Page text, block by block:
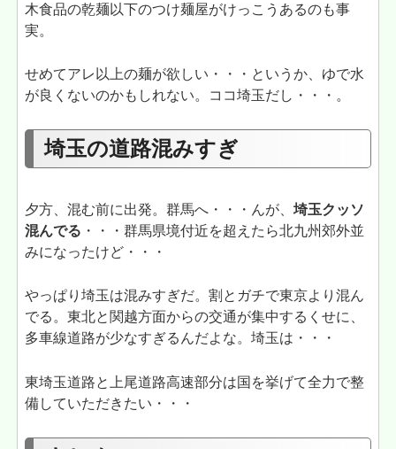
木食品の乾麺以下のつけ麺屋がけっこうあるのも事
実。
せめてアレ以上の麺が欲しい・・・というか、ゆで水
が良くないのかもしれない。ココ埼玉だし・・・。
埼玉の道路混みすぎ
夕方、混む前に出発。群馬へ・・・んが、埼玉クッソ
混んでる ・・・群馬県境付近を超えたら北九州郊外並
みになったけど・・・
やっぱり埼玉は混みすぎだ。割とガチで東京より混ん
でる。東北と関越方面からの交通が集中するくせに、
多車線道路が少なすぎるんだよな。埼玉は・・・
東埼玉道路と上尾道路高速部分は国を挙げて全力で整
備していただきたい・・・